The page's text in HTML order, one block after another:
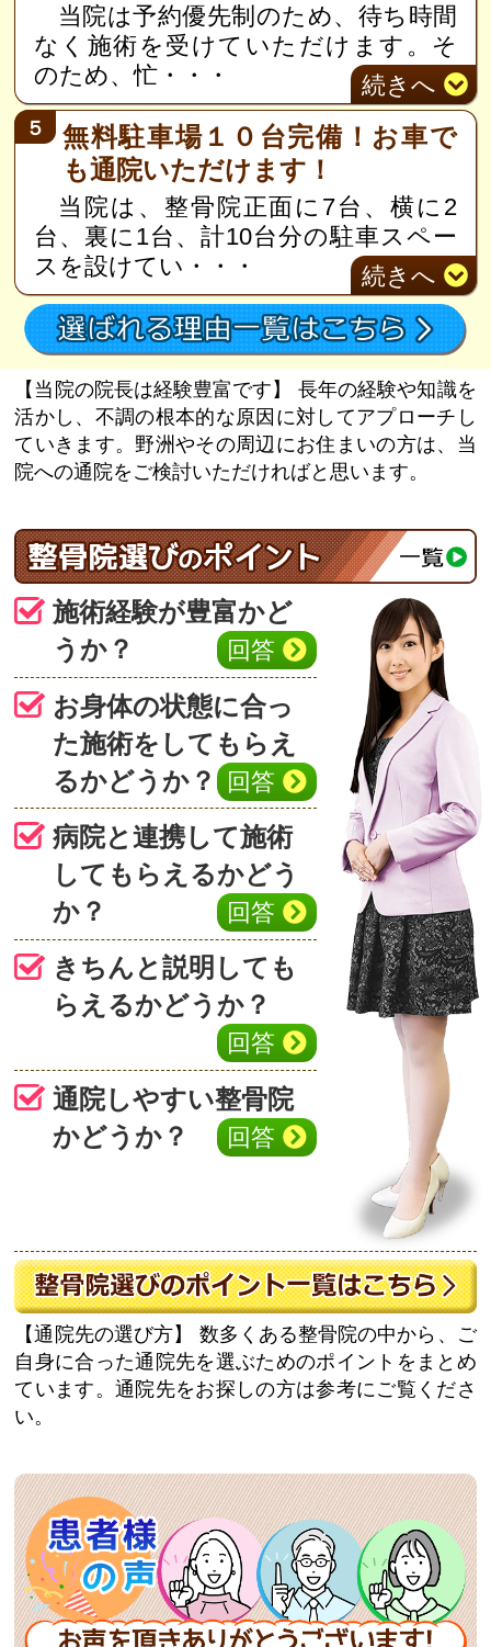
当院は予約優先制のため、待ち時間
なく施術を受けていただけます。そ
のため、忙 ・・・ 続き へ
５
無料駐車場１０台完備！お車で
も通院いただけます！
当院は、整骨院正面に7台、横に2
台、裏に1台、計10台分の駐車スペー
スを設けてい ・・・ 続き へ
【当院の院長は経験豊富です】
長年の経験や知識を
活かし、不調の根本的な原因に対してアプローチし
ていきます。野洲やその周辺にお住まいの方は、当
院への通院をご検討いただければと思います。
施術経験が豊富かど
うか？
回答
お身体の状態に合っ
た施術をしてもらえ
るかどうか？
回答
病院と連携して施術
してもらえるかどう
か？
回答
きちんと説明しても
らえるかどうか？
回答
通院しやすい整骨院
かどうか？
回答
【通院先の選び方】
数多くある整骨院の中から、ご
自身に合った通院先を選ぶためのポイントをまとめ
ています。通院先をお探しの方は参考にご覧くださ
い。